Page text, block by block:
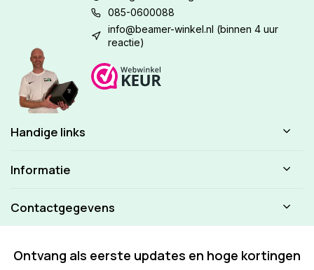
085-0600088
info@beamer-winkel.nl (binnen 4 uur
reactie)
Handige links
Informatie
Contactgegevens
Ontvang als eerste updates en hoge kortingen